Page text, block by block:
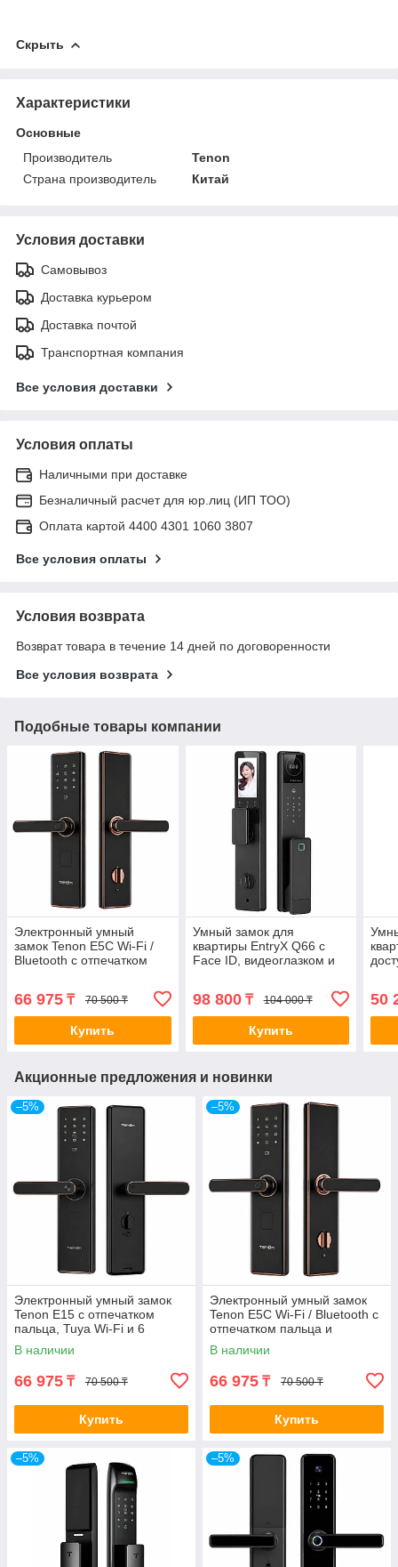
Скрыть
Характеристики
Основные
Производитель
Tenon
Страна производитель
Китай
Условия доставки
Самовывоз
Доставка курьером
Доставка почтой
Транспортная компания
Все условия доставки
Условия оплаты
Наличными при доставке
Безналичный расчет для юр.лиц (ИП ТОО)
Оплата картой 4400 4301 1060 3807
Все условия оплаты
Условия возврата
Возврат товара в течение 14 дней по договоренности
Все условия возврата
Подобные товары компании
Электронный умный
замок Tenon E5C Wi-Fi /
Bluetooth с отпечатком
66 975 ₸ 70 500 ₸
Купить
Умный замок для
квартиры EntryX Q66 с
Face ID, видеоглазком и
98 800₸ 104 000 ₸
Купить
50
Акционные предложения и новинки
–5%
Электронный умный замок
Tenon E15 с отпечатком
пальца, Tuya Wi-Fi и 6
способами открытия
В наличии
66 975 ₸ 70 500 ₸
Купить
–5%
Электронный умный замок
Tenon E5C Wi-Fi / Bluetooth с
отпечатком пальца и
приложением Tuya
В наличии
66 975 ₸ 70 500 ₸
Купить
–5% –5%